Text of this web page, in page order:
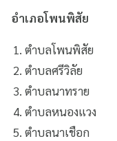
อำเภอโพนพิสัย
ตำบลโพนพิสัย
ตำบลศรีวิลัย
ตำบลนาทราย
ตำบลหนองแวง
ตำบลนาเชือก